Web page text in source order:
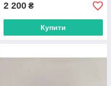
2 200 ₴
Купити